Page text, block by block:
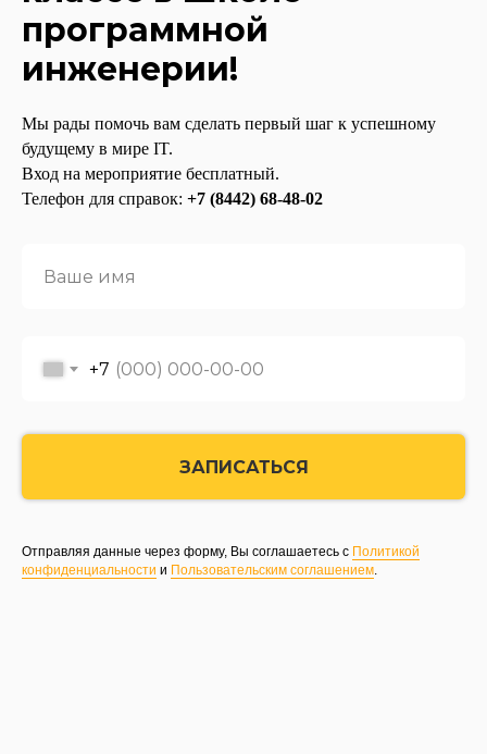
программной
инженерии!
Мы рады помочь вам сделать первый шаг к успешному
будущему в мире IT.
Вход на мероприятие бесплатный.
Телефон для справок: +7 (8442) 68-48-02
+7
ЗАПИСАТЬСЯ
Отправляя данные через форму, Вы соглашаетесь с Политикой
конфиденциальности и Пользовательским соглашением.